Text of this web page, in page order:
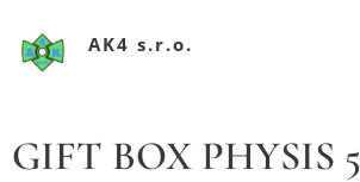
AK4 s.r.o.
GIFT BOX PHYSIS 5